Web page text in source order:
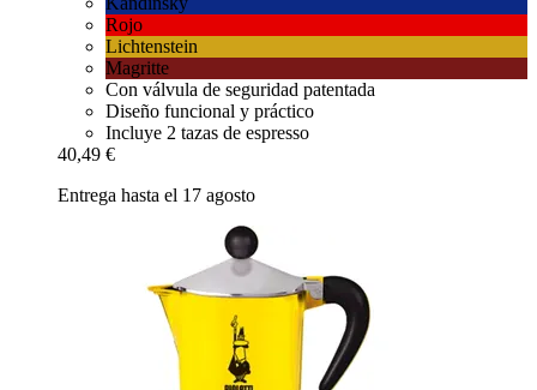
Rojo
Lichtenstein
Magritte
Con válvula de seguridad patentada
Diseño funcional y práctico
Incluye 2 tazas de espresso
40,49 €
Entrega hasta el 17 agosto